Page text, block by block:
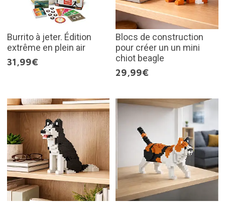
Burrito à jeter. Édition
extrême en plein air
31,99€
Blocs de construction
pour créer un un mini
chiot beagle
29,99€